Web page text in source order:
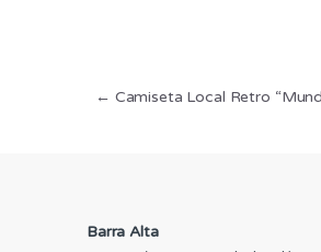
Navegación
← Camiseta Local Retro
Barra Alta